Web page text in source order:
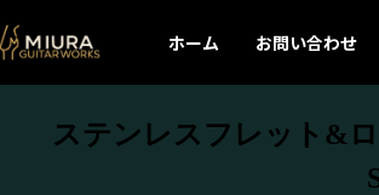
ホーム お問い合わせ
ステンレスフレット&